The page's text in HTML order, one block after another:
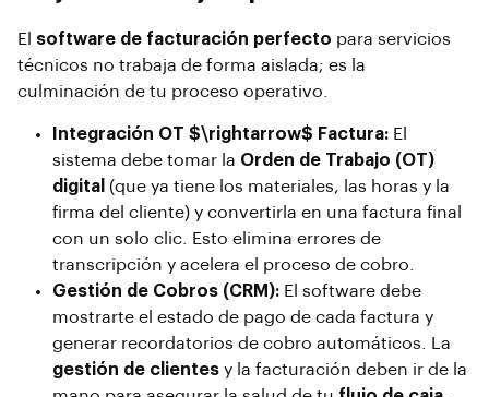
El software de facturación perfecto para servicios
técnicos no trabaja de forma aislada; es la
culminación de tu proceso operativo.
Integración OT $\rightarrow$ Factura: El
sistema debe tomar la Orden de Trabajo (OT)
digital (que ya tiene los materiales, las horas y la
firma del cliente) y convertirla en una factura final
con un solo clic. Esto elimina errores de
transcripción y acelera el proceso de cobro.
Gestión de Cobros (CRM): El software debe
mostrarte el estado de pago de cada factura y
generar recordatorios de cobro automáticos. La
gestión de clientes y la facturación deben ir de la